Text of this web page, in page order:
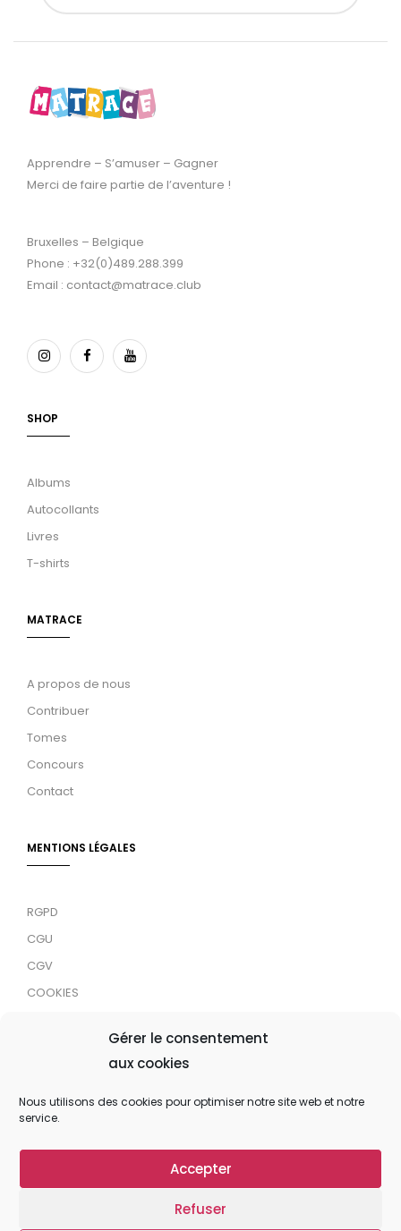
Gérer le consentement
aux cookies
Nous utilisons des cookies pour optimiser notre site web et notre
service.
Accepter
Refuser
Apprendre – S’amuser – Gagner
Merci de faire partie de l’aventure !
Bruxelles – Belgique
Phone : +32(0)489.288.399
Email : contact@matrace.club
SHOP
Albums
Autocollants
Livres
T-shirts
MATRACE
A propos de nous
Contribuer
Tomes
Concours
Contact
MENTIONS LÉGALES
RGPD
CGU
CGV
COOKIES